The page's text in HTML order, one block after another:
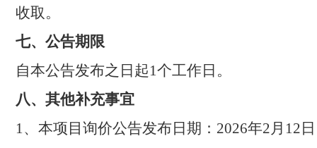
收取。
七、公告期限
自本公告发布之日起1个工作日。
八、其他补充事宜
1、本项目询价公告发布日期： 2026年2月 12 日